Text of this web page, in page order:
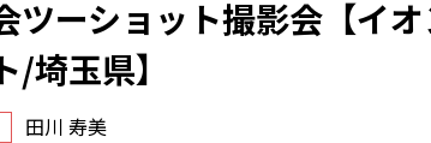
ツーショット撮影会【イ
/埼玉県】
田川 寿美